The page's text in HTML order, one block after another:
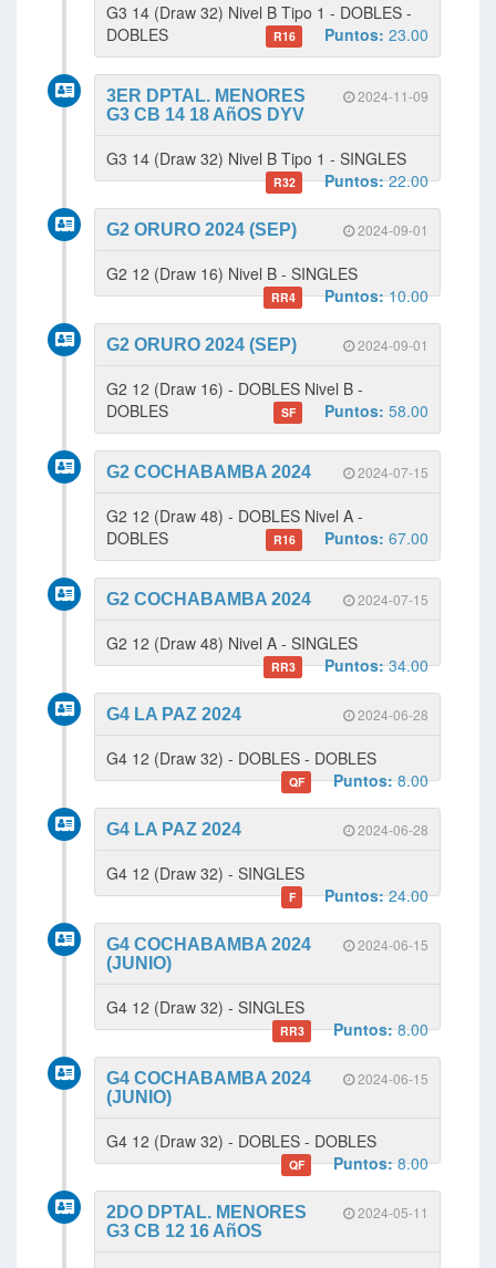
G3 14 (Draw 32) Nivel B Tipo 1 - DOBLES -
DOBLES
R16 Puntos: 23.00
2024-11-09
3ER DPTAL. MENORES
G3 CB 14 18 AñOS DYV
G3 14 (Draw 32) Nivel B Tipo 1 - SINGLES
R32 Puntos:22.00
2024-09-01
G2 ORURO 2024 (SEP)
G2 12 (Draw 16) Nivel B - SINGLES
RR4 Puntos:10.00
2024-09-01
G2 ORURO 2024 (SEP)
G2 12 (Draw 16) - DOBLES Nivel B -
DOBLES
SF Puntos: 58.00
2024-07-15
G2 COCHABAMBA 2024
G2 12 (Draw 48) - DOBLES Nivel A -
DOBLES
R16 Puntos: 67.00
2024-07-15
G2 COCHABAMBA 2024
G2 12 (Draw 48) Nivel A - SINGLES
RR3 Puntos:34.00
2024-06-28
G4 LA PAZ 2024
G4 12 (Draw 32) - DOBLES - DOBLES
QF Puntos:8.00
2024-06-28
G4 LA PAZ 2024
G4 12 (Draw 32) - SINGLES
F Puntos:24.00
2024-06-15
G4 COCHABAMBA 2024
(JUNIO)
G4 12 (Draw 32) - SINGLES
RR3 Puntos:8.00
2024-06-15
G4 COCHABAMBA 2024
(JUNIO)
G4 12 (Draw 32) - DOBLES - DOBLES
QF Puntos:8.00
2024-05-11
2DO DPTAL. MENORES
G3 CB 12 16 AñOS